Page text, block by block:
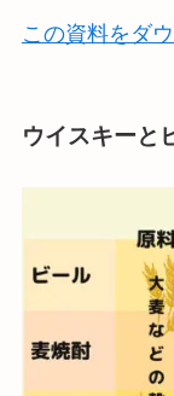
この資料をダ
ウイスキーと